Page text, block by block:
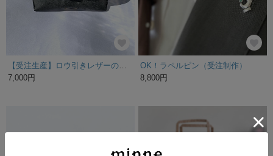
7,000円
OK！ラペルピン（受注制作）
8,800円